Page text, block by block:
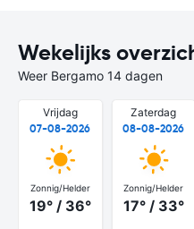
Wekelijks
Weer Bergamo 14 dagen
Vrijdag
07-08-2026
Zonnig/Helder
19° / 36°
Zaterdag
08-08-2026
Zonnig/Helder
17° / 33°